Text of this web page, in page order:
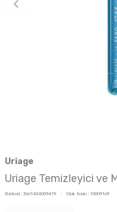
Uriage
Uriage Temizleyici ve
Barkod : 3661434009419 Stok Kodu : 10009169